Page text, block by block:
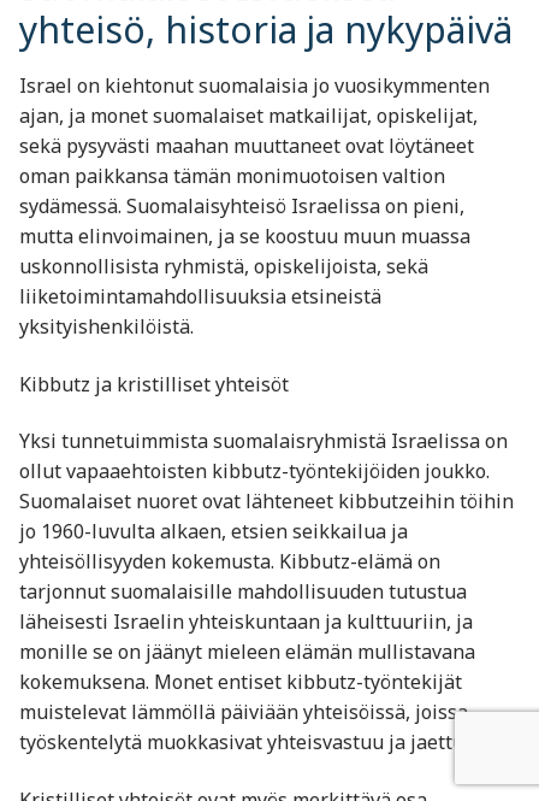
yhteisö, historia ja nykypäivä
Israel on kiehtonut suomalaisia jo vuosikymmenten
ajan, ja monet suomalaiset matkailijat, opiskelijat,
sekä pysyvästi maahan muuttaneet ovat löytäneet
oman paikkansa tämän monimuotoisen valtion
sydämessä. Suomalaisyhteisö Israelissa on pieni,
mutta elinvoimainen, ja se koostuu muun muassa
uskonnollisista ryhmistä, opiskelijoista, sekä
liiketoimintamahdollisuuksia etsineistä
yksityishenkilöistä.
Kibbutz ja kristilliset yhteisöt
Yksi tunnetuimmista suomalaisryhmistä Israelissa on
ollut vapaaehtoisten kibbutz-työntekijöiden joukko.
Suomalaiset nuoret ovat lähteneet kibbutzeihin töihin
jo 1960-luvulta alkaen, etsien seikkailua ja
yhteisöllisyyden kokemusta. Kibbutz-elämä on
tarjonnut suomalaisille mahdollisuuden tutustua
läheisesti Israelin yhteiskuntaan ja kulttuuriin, ja
monille se on jäänyt mieleen elämän mullistavana
kokemuksena. Monet entiset kibbutz-työntekijät
muistelevat lämmöllä päiviään yhteisöissä, joissa
työskentelytä muokkasivat yhteisvastuu ja jaettu arki.